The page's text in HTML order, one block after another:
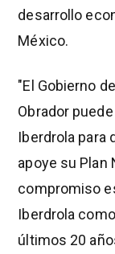
desarrollo
México.
"El Gobierno
Obrador
Iberdrola para
apoye su Plan
compromiso
Iberdrola
últimos 20